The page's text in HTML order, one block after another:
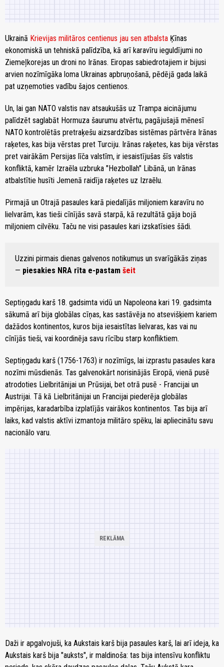
Ukrainā Krievijas militāros centienus jau sen atbalsta Ķīnas
ekonomiskā un tehniskā palīdzība, kā arī karavīru ieguldījumi no
Ziemeļkorejas un droni no Irānas. Eiropas sabiedrotajiem ir bijusi
arvien nozīmīgāka loma Ukrainas apbruņošanā, pēdējā gada laikā
pat uzņemoties vadību šajos centienos.
Un, lai gan NATO valstis nav atsaukušās uz Trampa aicinājumu
palīdzēt saglabāt Hormuza šaurumu atvērtu, pagājušajā mēnesī
NATO kontrolētās pretraķešu aizsardzības sistēmas pārtvēra Irānas
raķetes, kas bija vērstas pret Turciju. Irānas raķetes, kas bija vērstas
pret vairākām Persijas līča valstīm, ir iesaistījušas šīs valstis
konfliktā, kamēr Izraēla uzbruka "Hezbollah" Libānā, un Irānas
atbalstītie husīti Jemenā raidīja raķetes uz Izraēlu.
Pirmajā un Otrajā pasaules karā piedalījās miljoniem karavīru no
lielvarām, kas tieši cīnījās savā starpā, kā rezultātā gāja bojā
miljoniem cilvēku. Taču ne visi pasaules kari izskatīsies šādi.
Uzzini pirmais dienas galvenos notikumus un svarīgākās ziņas
— piesakies NRA rīta e-pastam šeit
Septiņgadu karš 18. gadsimta vidū un Napoleona kari 19. gadsimta
sākumā arī bija globālas cīņas, kas sastāvēja no atsevišķiem kariem
dažādos kontinentos, kuros bija iesaistītas lielvaras, kas vai nu
cīnījās tieši, vai koordinēja savu rīcību starp konfliktiem.
Septiņgadu karš (1756-1763) ir nozīmīgs, lai izprastu pasaules kara
nozīmi mūsdienās. Tas galvenokārt norisinājās Eiropā, vienā pusē
atrodoties Lielbritānijai un Prūsijai, bet otrā pusē - Francijai un
Austrijai. Tā kā Lielbritānijai un Francijai piederēja globālas
impērijas, karadarbība izplatījās vairākos kontinentos. Tas bija arī
laiks, kad valstis aktīvi izmantoja militāro spēku, lai apliecinātu savu
nacionālo varu.
Daži ir apgalvojuši, ka Aukstais karš bija pasaules karš, lai arī ideja, ka
Aukstais karš bija "auksts", ir maldinoša: tas bija intensīvu konfliktu